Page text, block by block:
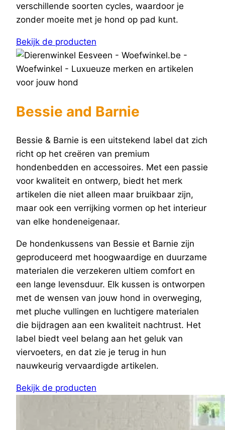
verschillende soorten cycles, waardoor je
zonder moeite met je hond op pad kunt.
Bekijk de producten
Bessie and Barnie
Bessie & Barnie is een uitstekend label dat zich
richt op het creëren van premium
hondenbedden en accessoires. Met een passie
voor kwaliteit en ontwerp, biedt het merk
artikelen die niet alleen maar bruikbaar zijn,
maar ook een verrijking vormen op het interieur
van elke hondeneigenaar.
De hondenkussens van Bessie et Barnie zijn
geproduceerd met hoogwaardige en duurzame
materialen die verzekeren ultiem comfort en
een lange levensduur. Elk kussen is ontworpen
met de wensen van jouw hond in overweging,
met pluche vullingen en luchtigere materialen
die bijdragen aan een kwaliteit nachtrust. Het
label biedt veel belang aan het geluk van
viervoeters, en dat zie je terug in hun
nauwkeurig vervaardigde artikelen.
Bekijk de producten